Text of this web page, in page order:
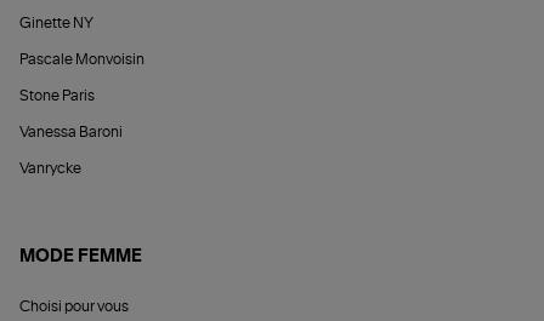
Ginette NY
Pascale Monvoisin
Stone Paris
Vanessa Baroni
Vanrycke
MODE FEMME
Choisi pour vous